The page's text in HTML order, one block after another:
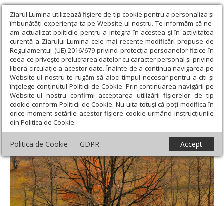
Ziarul Lumina utilizează fişiere de tip cookie pentru a personaliza și
îmbunătăți experiența ta pe Website-ul nostru. Te informăm că ne-
am actualizat politicile pentru a integra în acestea și în activitatea
curentă a Ziarului Lumina cele mai recente modificări propuse de
Regulamentul (UE) 2016/679 privind protecția persoanelor fizice în
ceea ce privește prelucrarea datelor cu caracter personal și privind
libera circulație a acestor date. Înainte de a continua navigarea pe
Website-ul nostru te rugăm să aloci timpul necesar pentru a citi și
înțelege conținutul Politicii de Cookie. Prin continuarea navigării pe
Website-ul nostru confirmi acceptarea utilizării fişierelor de tip
cookie conform Politicii de Cookie. Nu uita totuși că poți modifica în
orice moment setările acestor fişiere cookie urmând instrucțiunile
din Politica de Cookie.
Politica de Cookie GDPR Accept
Ziarul Lumina › Teologie și spiritualitate › Evanghelia zilei ›
Marcu 4, 1-9 (Pilda Semănătorului)
Marcu 4, 1-9 (Pilda Semănătorului)